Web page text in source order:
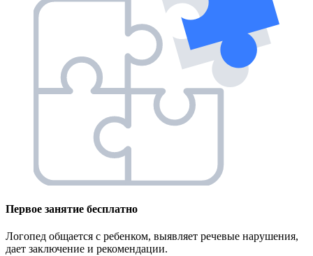
Первое занятие бесплатно
Логопед общается с ребенком, выявляет речевые нарушения,
дает заключение и рекомендации.